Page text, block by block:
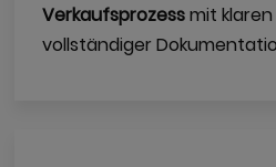
Verkaufsprozessmit klaren
vollständiger